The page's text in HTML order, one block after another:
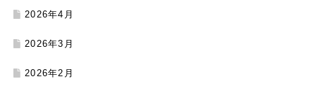
2026年4月
2026年3月
2026年2月